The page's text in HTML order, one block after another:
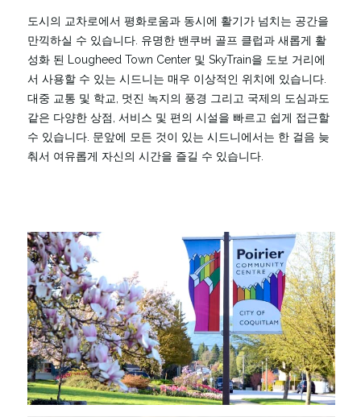
도시의 교차로에서 평화로움과 동시에 활기가 넘치는 공간을
만끽하실 수 있습니다. 유명한 밴쿠버 골프 클럽과 새롭게 활
성화 된 Lougheed Town Center 및 SkyTrain을 도보 거리에
서 사용할 수 있는 시드니는 매우 이상적인 위치에 있습니다.
대중 교통 및 학교, 멋진 녹지의 풍경 그리고 국제의 도심과도
같은 다양한 상점, 서비스 및 편의 시설을 빠르고 쉽게 접근할
수 있습니다. 문앞에 모든 것이 있는 시드니에서는 한 걸음 늦
춰서 여유롭게 자신의 시간을 즐길 수 있습니다.